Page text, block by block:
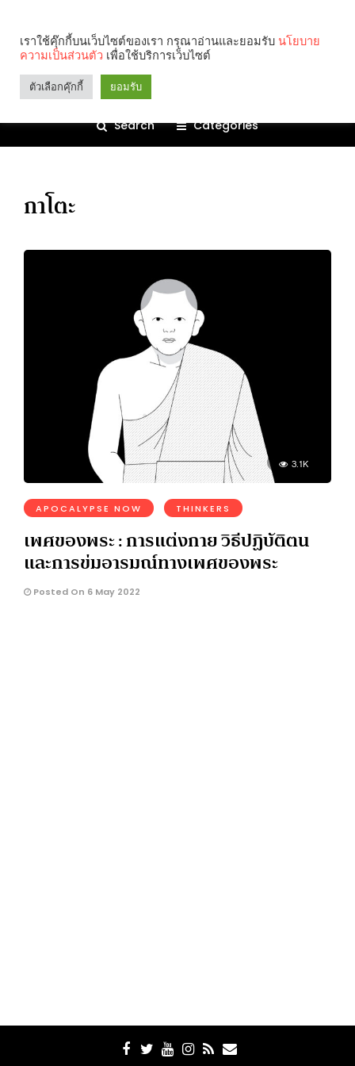
Search Categories
กาโตะ
3.1K
APOCALYPSE NOW THINKERS
เพศของพระ : การแต่งกาย วิธีปฏิบัติตน
และการข่มอารมณ์ทางเพศของพระ
Posted On 6 May 2022
เราใช้คุ๊กกี้บนเว็บไซต์ของเรา กรุณาอ่านและยอมรับ นโยบาย
ความเป็นส่วนตัว เพื่อใช้บริการเว็บไซต์
ตัวเลือกคุ๊กกี้ ยอมรับ